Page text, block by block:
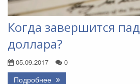
Когда завершится
доллара?
05.09.2017 0
Подробнее